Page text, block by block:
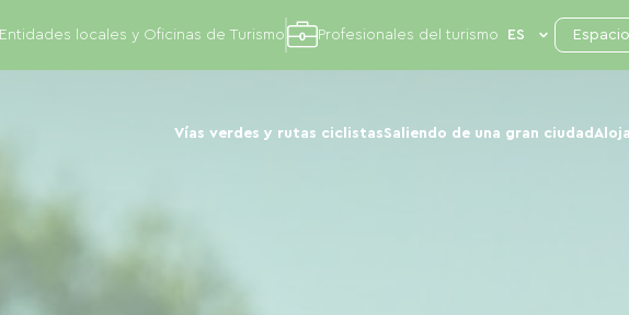
Vías verdes y rutas ciclistasSaliendo de una gran ciudad
Entidades locales y Oficinas de Turismo Profesionales del turismo